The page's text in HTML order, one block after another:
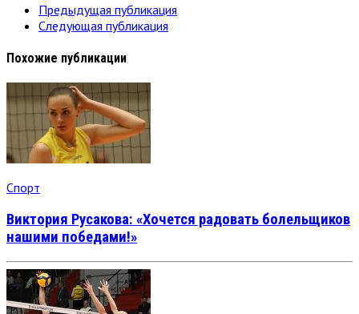
Предыдущая публикация
Следующая публикация
Похожие публикации
Спорт
Виктория Русакова: «Хочется радовать болельщиков
нашими победами!»